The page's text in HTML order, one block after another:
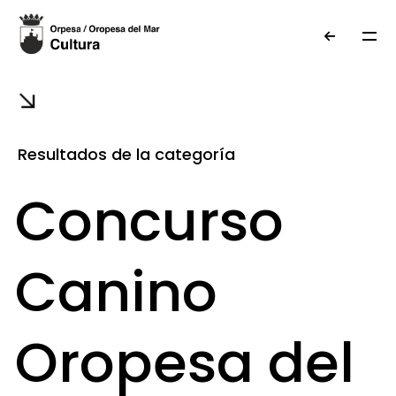
Resultados de la categoría
Concurso
Canino
Oropesa del